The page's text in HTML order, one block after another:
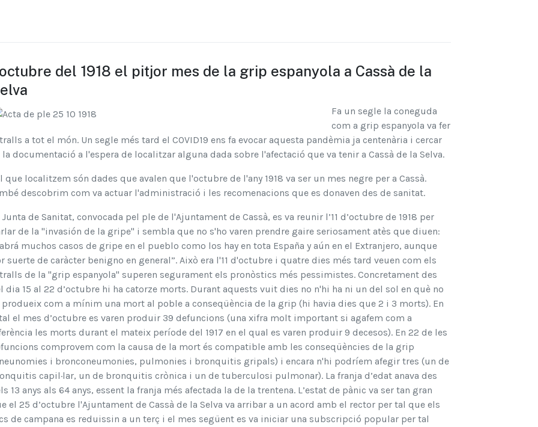
del 1918 el pitjor mes de la grip espanyola a Cassà de la
Fa un segle la coneguda
com a grip espanyola va fer
a tot el món. Un segle més tard el COVID19 ens fa evocar aquesta pandèmia ja centenària i cercar
la documentació a l'espera de localitzar alguna dada sobre l'afectació que va tenir a Cassà de la Selva.
que localitzem són dades que avalen que l'octubre de l'any 1918 va ser un mes negre per a Cassà.
descobrim com va actuar l'administració i les recomenacions que es donaven des de sanitat.
Junta de Sanitat, convocada pel ple de l'Ajuntament de Cassà, es va reunir l’11 d’octubre de 1918 per
de la "invasión de la gripe" i sembla que no s'ho varen prendre gaire seriosament atès que diuen:
muchos casos de gripe en el pueblo como los hay en tota España y aún en el Extranjero, aunque
suerte de caràcter benigno en general”. Això era l'11 d'octubre i quatre dies més tard veuen com els
de la "grip espanyola" superen segurament els pronòstics més pessimistes. Concretament des
dia 15 al 22 d’octubre hi ha catorze morts. Durant aquests vuit dies no n'hi ha ni un del sol en què no
produeix com a mínim una mort al poble a conseqüència de la grip (hi havia dies que 2 i 3 morts). En
el mes d’octubre es varen produir 39 defuncions (una xifra molt important si agafem com a
les morts durant el mateix període del 1917 en el qual es varen produir 9 decesos). En 22 de les
comprovem com la causa de la mort és compatible amb les conseqüències de la grip
i bronconeumonies, pulmonies i bronquitis gripals) i encara n'hi podríem afegir tres (un de
capil·lar, un de bronquitis crònica i un de tuberculosi pulmonar). La franja d’edat anava des
13 anys als 64 anys, essent la franja més afectada la de la trentena. L’estat de pànic va ser tan gran
el 25 d’octubre l'Ajuntament de Cassà de la Selva va arribar a un acord amb el rector per tal que els
de campana es reduissin a un terç i el mes següent es va iniciar una subscripció popular per tal